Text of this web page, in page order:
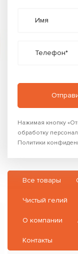
Имя
Телефон*
Нажимая кнопку
обработку
Политики
Все товары
Чистый гелий
О компании
Контакты